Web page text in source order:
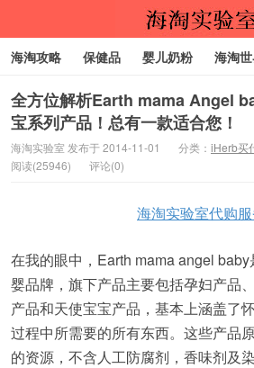
海淘实验室
海淘攻略 保健品 婴儿奶粉 海淘
代购服务
全方位解析Earth mama Angel
宝系列产品！总有一款适合您！
海淘实验室 发布于 2014-11-01 分类： iHerb买
阅读(25946)
评论(0)
海淘实验室代购
在我的眼中，Earth mama angel
婴品牌，旗下产品主要包括孕妇产品
产品和天使宝宝产品，基本上涵盖了
过程中所需要的所有东西。这些产品
的资源，不含人工防腐剂，香味剂及